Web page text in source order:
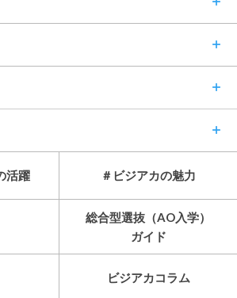
活躍 ＃ビジアカの魅力
総合型選抜（AO入学）
ガイド
ビジアカコラム